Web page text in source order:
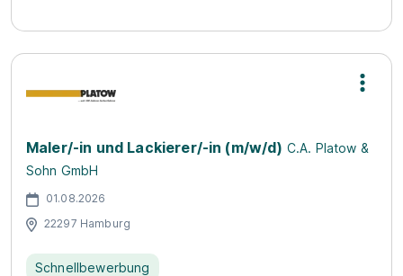
Maler/-in und Lackierer/-in (m/w/d) C.A. Platow &
Sohn GmbH
01.08.2026
22297 Hamburg
Schnellbewerbung